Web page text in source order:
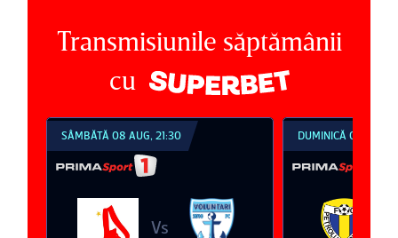
Transmisiunile săptămânii
cu
SÂMBĂTĂ 08 AUG, 21:30
Vs
DUMINICĂ 09 AUG,